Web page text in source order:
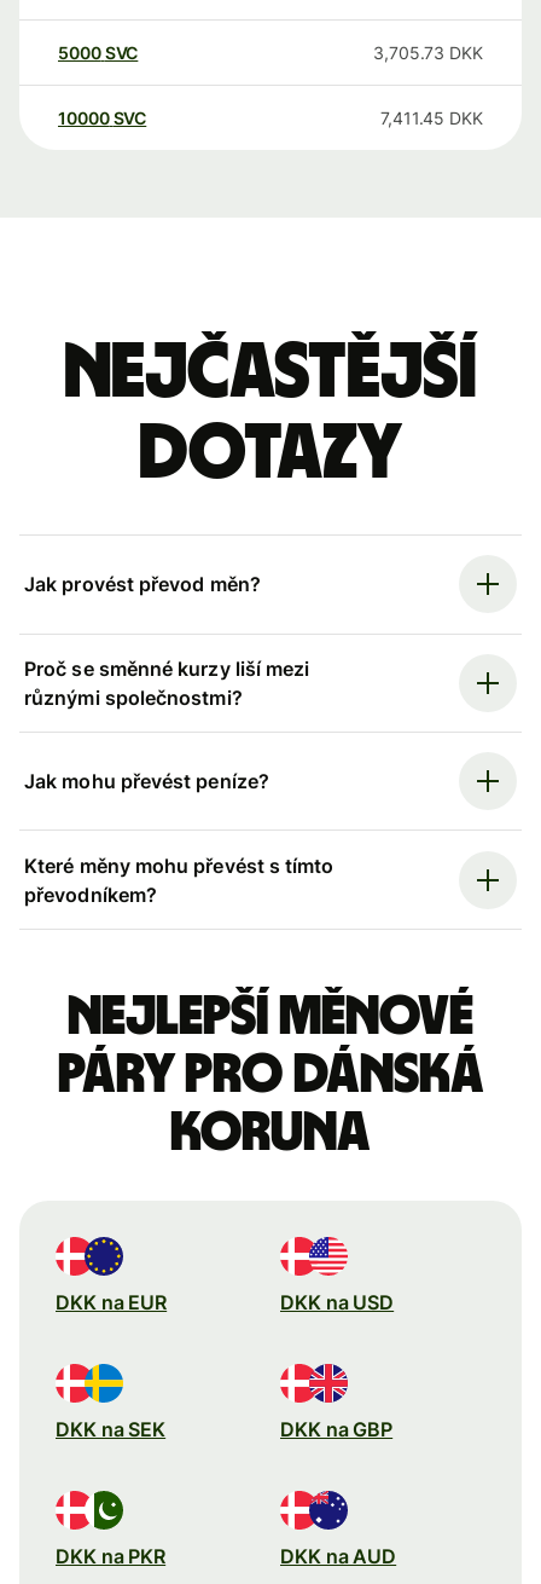
5000SVC 3,705.73 DKK
10000 SVC 7,411.45 DKK
Nejčastější
dotazy
Jak provést převod měn?
Proč se směnné kurzy liší mezi
různými společnostmi?
Jak mohu převést peníze?
Které měny mohu převést s tímto
převodníkem?
Nejlepší měnové
páry pro dánská
koruna
DKK na EUR DKK na USD
DKK na SEK DKK na GBP
DKK na PKR DKK na AUD